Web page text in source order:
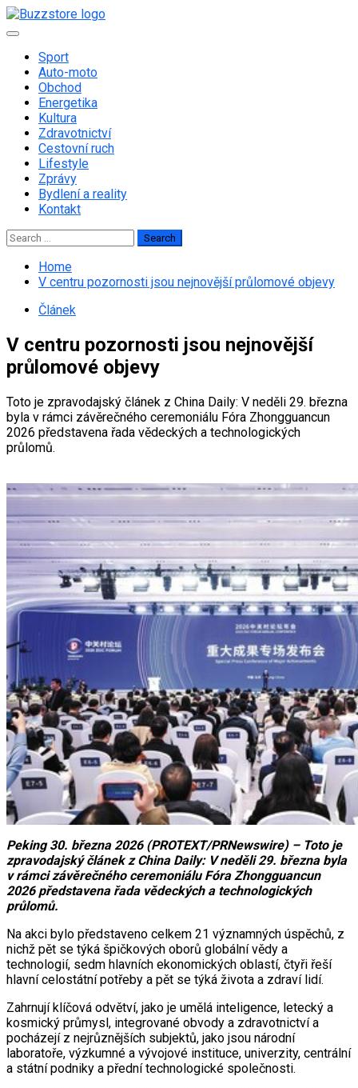
Skip
to
Primary
Sport
Auto-moto
Obchod
Energetika
Kultura
Zdravotnictví
Cestovní ruch
Lifestyle
Zprávy
Bydlení a reality
Kontakt
Search
for:
Home
V centru pozornosti jsou nejnovější průlomové objevy
Článek
V centru pozornosti jsou nejnovější
průlomové objevy
Toto je zpravodajský článek z China Daily: V neděli 29. března
byla v rámci závěrečného ceremoniálu Fóra Zhongguancun
2026 představena řada vědeckých a technologických
průlomů.
Peking 30. března 2026 (PROTEXT/PRNewswire) – Toto je
zpravodajský článek z China Daily: V neděli 29. března byla
v rámci závěrečného ceremoniálu Fóra Zhongguancun
2026 představena řada vědeckých a technologických
průlomů.
Na akci bylo představeno celkem 21 významných úspěchů, z
nichž pět se týká špičkových oborů globální vědy a
technologií, sedm hlavních ekonomických oblastí, čtyři řeší
hlavní celostátní potřeby a pět se týká života a zdraví lidí.
Zahrnují klíčová odvětví, jako je umělá inteligence, letecký a
kosmický průmysl, integrované obvody a zdravotnictví a
pocházejí z nejrůznějších subjektů, jako jsou národní
laboratoře, výzkumné a vývojové instituce, univerzity, centrální
a státní podniky a přední technologické společnosti.